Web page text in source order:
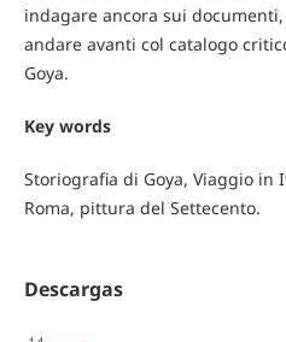
indagare ancora sui
andare avanti col catalogo
Goya.
Key words
Storiografia di Goya, Viaggio
Roma, pittura del Settecento.
Descargas